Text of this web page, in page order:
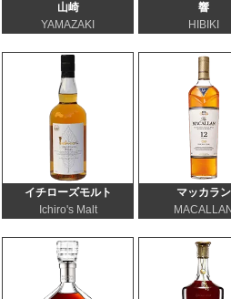
山崎
YAMAZAKI
響
HIBIKI
イチローズモルト
Ichiro's Malt
マッカラン
MACALLAN